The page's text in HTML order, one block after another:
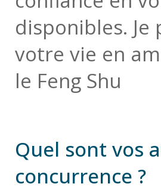
disponibles.
votre vie en
le Feng Shu
Quel sont vos
concurrence ?